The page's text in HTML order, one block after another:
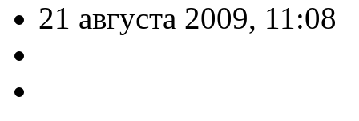
21 августа 2009, 11:08